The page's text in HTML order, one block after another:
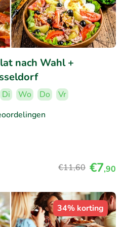
nach Wahl +
Di Wo Do
Vr
€11,60 €7,90
34% korting